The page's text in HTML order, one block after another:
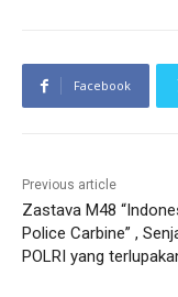
Facebook
Previous article
Zastava M48
Police Carbine” ,
POLRI yang